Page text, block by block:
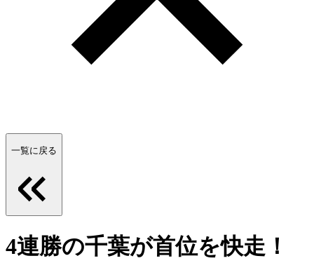
一覧に戻る
4連勝の千葉が首位を快走！